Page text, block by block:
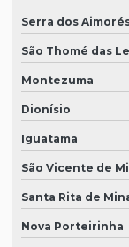
Serra dos
São Thomé das
Montezuma
Dionísio
Iguatama
São Vicente de
Santa Rita de
Nova Porteirinha